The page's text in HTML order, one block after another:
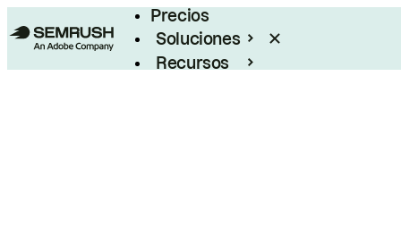
Precios
Soluciones
Recursos